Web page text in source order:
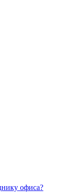
офиса?